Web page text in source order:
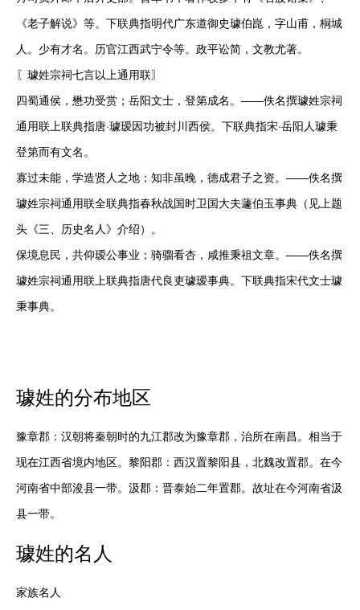
《老子解说》等。下联典指明代广东道御史璩伯崑，字山甫，桐城
人。少有才名。历官江西武宁令等。政平讼简，文教尤著。
〖璩姓宗祠七言以上通用联〗
四蜀通侯，懋功受赏；岳阳文士，登第成名。——佚名撰璩姓宗祠
通用联上联典指唐·璩瑷因功被封川西侯。下联典指宋·岳阳人璩秉
登第而有文名。
寡过未能，学造贤人之地；知非虽晚，德成君子之资。——佚名撰
璩姓宗祠通用联全联典指春秋战国时卫国大夫蘧伯玉事典（见上题
头《三、历史名人》介绍）。
保境息民，共仰瑷公事业；骑骝看杏，咸推秉祖文章。——佚名撰
璩姓宗祠通用联上联典指唐代良吏璩瑷事典。下联典指宋代文士璩
秉事典。
璩姓的分布地区
豫章郡：汉朝将秦朝时的九江郡改为豫章郡，治所在南昌。相当于
现在江西省境内地区。黎阳郡：西汉置黎阳县，北魏改置郡。在今
河南省中部浚县一带。汲郡：晋泰始二年置郡。故址在今河南省汲
县一带。
璩姓的名人
家族名人